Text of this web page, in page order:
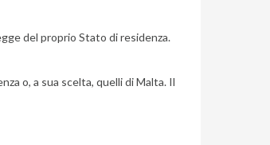
del proprio Stato di residenza.
o, a sua scelta, quelli di Malta. Il